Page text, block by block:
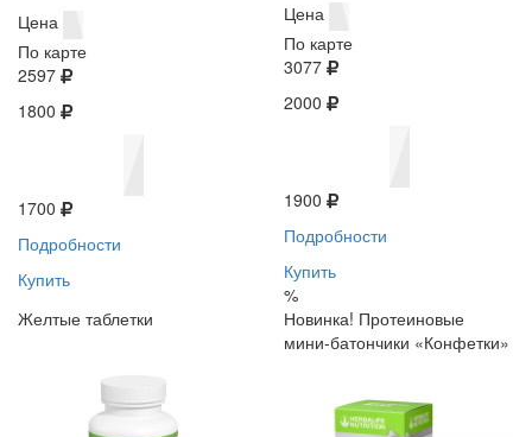
Цена
По карте
2597
1800
1700
Подробности
Купить
Цена
По карте
3077
2000
1900
Подробности
Купить
%
Желтые таблетки
Новинка! Протеиновые
мини-батончики «Конфетки»